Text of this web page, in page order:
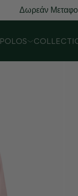
Δωρεάν
POLOS